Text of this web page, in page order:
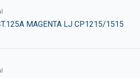
MAGENTA LJ CP1215/1515